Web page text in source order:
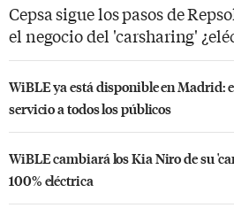
Cepsa sigue los pasos de
el negocio del 'carsharing'
WiBLE ya está disponible en Madrid:
servicio a todos los públicos
WiBLE cambiará los Kia Niro de su
100% eléctrica